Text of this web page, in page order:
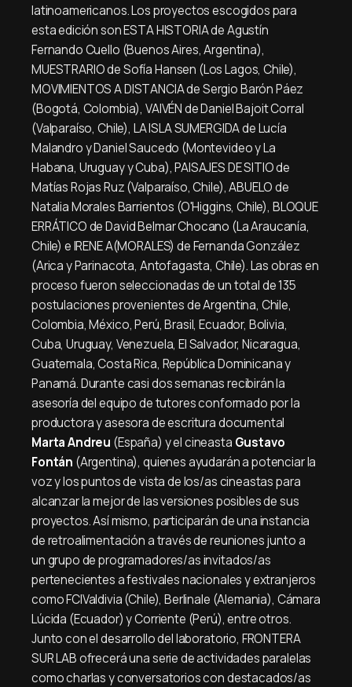
latinoamericanos. Los proyectos escogidos para
esta edición son ESTA HISTORIA de Agustín
Fernando Cuello (Buenos Aires, Argentina),
MUESTRARIO de Sofía Hansen (Los Lagos, Chile),
MOVIMIENTOS A DISTANCIA de Sergio Barón Páez
(Bogotá, Colombia), VAIVÉN de Daniel Bajoit Corral
(Valparaíso, Chile), LA ISLA SUMERGIDA de Lucía
Malandro y Daniel Saucedo (Montevideo y La
Habana, Uruguay y Cuba), PAISAJES DE SITIO de
Matías Rojas Ruz (Valparaíso, Chile), ABUELO de
Natalia Morales Barrientos (O'Higgins, Chile), BLOQUE
ERRÁTICO de David Belmar Chocano (La Araucanía,
Chile) e IRENE A(MORALES) de Fernanda González
(Arica y Parinacota, Antofagasta, Chile). Las obras en
proceso fueron seleccionadas de un total de 135
postulaciones provenientes de Argentina, Chile,
Colombia, México, Perú, Brasil, Ecuador, Bolivia,
Cuba, Uruguay, Venezuela, El Salvador, Nicaragua,
Guatemala, Costa Rica, República Dominicana y
Panamá. Durante casi dos semanas recibirán la
asesoría del equipo de tutores conformado por la
productora y asesora de escritura documental
Marta Andreu (España) y el cineasta Gustavo
Fontán (Argentina), quienes ayudarán a potenciar la
voz y los puntos de vista de los/as cineastas para
alcanzar la mejor de las versiones posibles de sus
proyectos. Así mismo, participarán de una instancia
de retroalimentación a través de reuniones junto a
un grupo de programadores/as invitados/as
pertenecientes a festivales nacionales y extranjeros
como FCIValdivia (Chile), Berlinale (Alemania), Cámara
Lúcida (Ecuador) y Corriente (Perú), entre otros.
Junto con el desarrollo del laboratorio, FRONTERA
SUR LAB ofrecerá una serie de actividades paralelas
como charlas y conversatorios con destacados/as